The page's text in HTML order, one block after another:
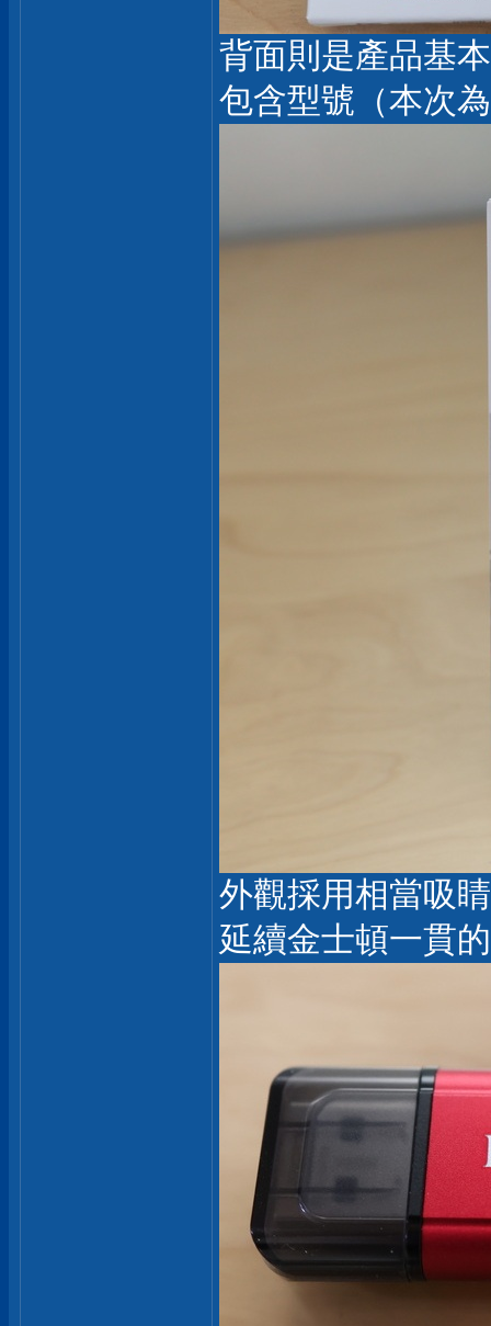
背面則是產品基
包含型號（本次
外觀採用相當吸
延續金士頓一貫